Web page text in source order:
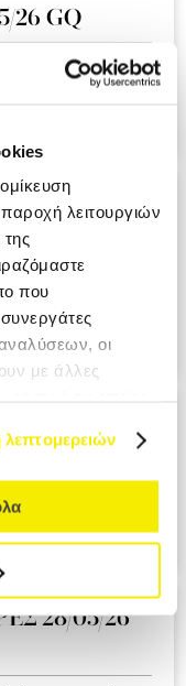
λειτουργιών
που
οι
με άλλες
26 GQ
μαζι
την εμπειρια!!!.
9 ΗΜΕΡΕΣ
Σιγουρα θα το
ΣΤΑ
28/05/26